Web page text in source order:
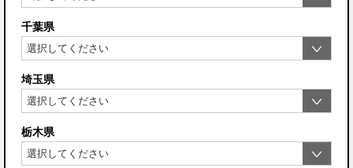
千葉県
埼玉県
栃木県